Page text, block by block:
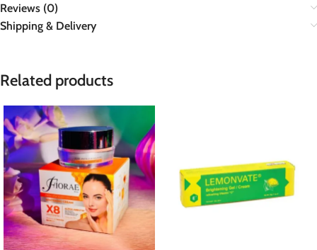
Reviews (0)
Shipping & Delivery
Related products